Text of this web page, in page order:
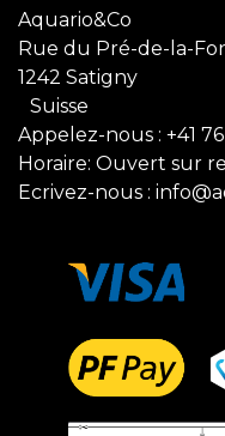
Aquario&Co
Rue du Pré-de-la-
1242 Satigny
Suisse
Appelez-nous : +41
Horaire: Ouvert sur
Ecrivez-nous :